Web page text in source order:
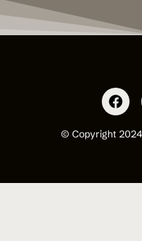
© Copyright